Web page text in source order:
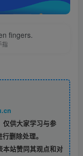
fingers.
指
仅供大家学习与参
行删除处理。
本站赞同其观点和对